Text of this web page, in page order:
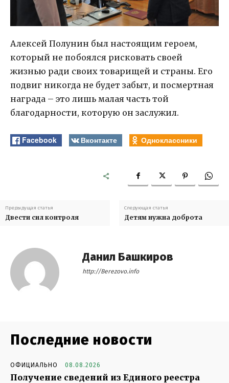
Алексей Полунин был настоящим героем,
который не побоялся рисковать своей
жизнью ради своих товарищей и страны. Его
подвиг никогда не будет забыт, и посмертная
награда – это лишь малая часть той
благодарности, которую он заслужил.
Facebook Вконтакте Одноклассники
Предыдущая статья
Двести сил контроля
Следующая статья
Детям нужна доброта
Данил Башкиров
http://Berezovo.info
Последние новости
ОФИЦИАЛЬНО 08.08.2026
Получение сведений из Единого реестра